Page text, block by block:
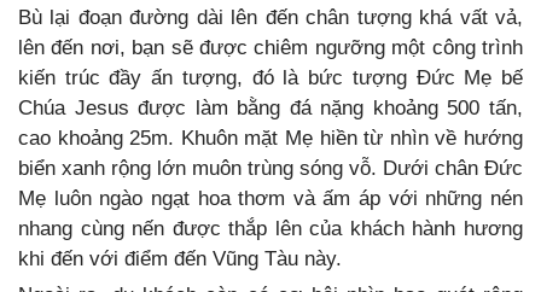
Bù lại đoạn đường dài lên đến chân tượng khá vất vả,
lên đến nơi, bạn sẽ được chiêm ngưỡng một công trình
kiến trúc đầy ấn tượng, đó là bức tượng Đức Mẹ bế
Chúa Jesus được làm bằng đá nặng khoảng 500 tấn,
cao khoảng 25m. Khuôn mặt Mẹ hiền từ nhìn về hướng
biển xanh rộng lớn muôn trùng sóng vỗ. Dưới chân Đức
Mẹ luôn ngào ngạt hoa thơm và ấm áp với những nén
nhang cùng nến được thắp lên của khách hành hương
khi đến với điểm đến Vũng Tàu này.